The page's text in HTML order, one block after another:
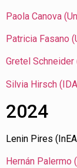
Paola Canova
Patricia Fasano
Gretel Schneider
Silvia Hirsch
2024
Lenin Pires
Hernán Palermo